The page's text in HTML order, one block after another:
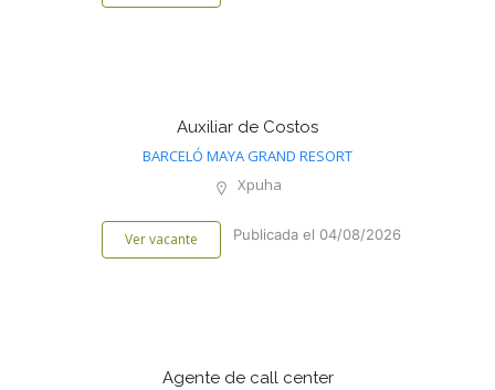
Auxiliar de Costos
BARCELÓ MAYA GRAND RESORT
Xpuha
Ver vacante Publicada el 04/08/2026
Agente de call center